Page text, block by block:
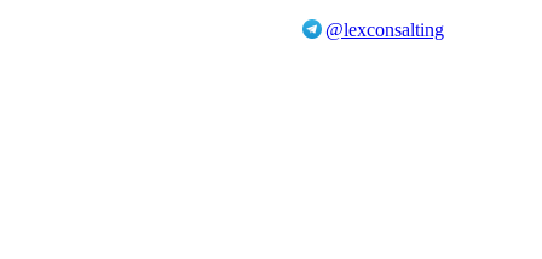
@lexconsalting